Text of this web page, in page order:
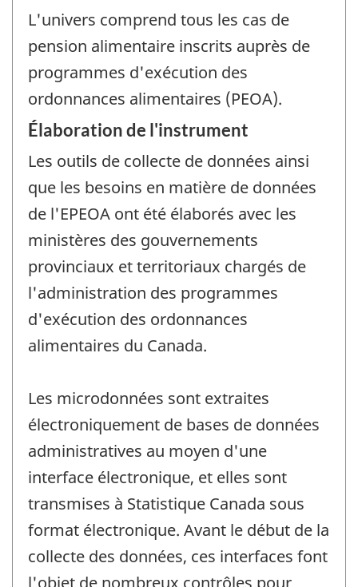
L'univers comprend tous les cas de
pension alimentaire inscrits auprès de
programmes d'exécution des
ordonnances alimentaires (PEOA).
Élaboration de l'instrument
Les outils de collecte de données ainsi
que les besoins en matière de données
de l'EPEOA ont été élaborés avec les
ministères des gouvernements
provinciaux et territoriaux chargés de
l'administration des programmes
d'exécution des ordonnances
alimentaires du Canada.
Les microdonnées sont extraites
électroniquement de bases de données
administratives au moyen d'une
interface électronique, et elles sont
transmises à Statistique Canada sous
format électronique. Avant le début de la
collecte des données, ces interfaces font
l'objet de nombreux contrôles pour